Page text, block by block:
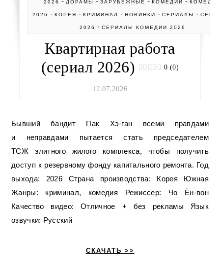
2026 ДОРАМЫ ЗАРУБЕЖНЫЕ КОМЕДИИ
2026 -КОРЕЯ -КРИМИНАЛ -НОВИНКИ -СЕРИАЛЫ -
2026 - СЕРИАЛЫ КОМЕДИИ 2026
Квартирная работа
(сериал 2026)
0 (0)
12.07.2026
Бывший бандит Пак Хэ-ган всеми правдами
и неправдами пытается стать председателем
ТСЖ элитного жилого комплекса, чтобы получить
доступ к резервному фонду капитального ремонта. Год
выхода: 2026 Страна производства: Корея Южная
Жанры: криминал, комедия Режиссер: Чо Ён-вон
Качество видео: Отличное + без рекламы Язык
озвучки: Русский
СКАЧАТЬ >>